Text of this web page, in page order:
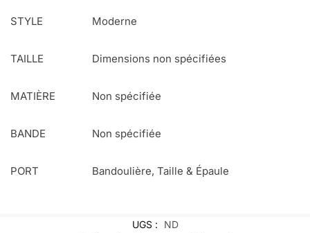
STYLE Moderne
TAILLE Dimensions non spécifiées
MATIÈRE Non spécifiée
BANDE Non spécifiée
PORT Bandoulière, Taille & Épaule
UGS :
ND